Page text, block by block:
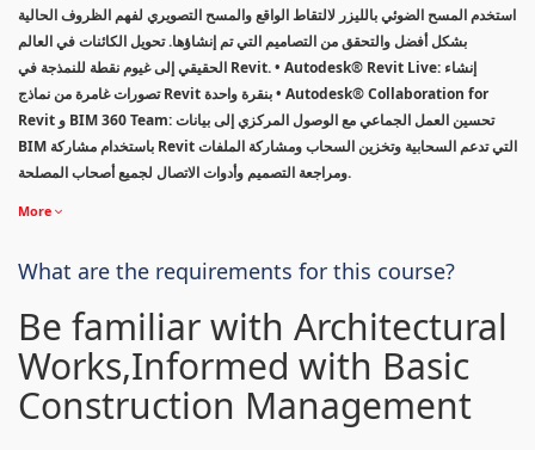
استخدم المسح الضوئي بالليزر لالتقاط الواقع والمسح التصويري لفهم الظروف الحالية
بشكل أفضل والتحقق من التصاميم التي تم إنشاؤها. تحويل الكائنات في العالم
الحقيقي إلى غيوم نقطة للنمذجة في Revit. • Autodesk® Revit Live: إنشاء
تصورات غامرة من نماذج Revit بنقرة واحدة • Autodesk® Collaboration for
Revit و BIM 360 Team: تحسين العمل الجماعي مع الوصول المركزي إلى بيانات
BIM باستخدام مشاركة Revit التي تدعم السحابية وتخزين السحاب ومشاركة الملفات
ومراجعة التصميم وأدوات الاتصال لجميع أصحاب المصلحة.
More
What are the requirements for this course?
Be familiar with Architectural
Works,Informed with Basic
Construction Management